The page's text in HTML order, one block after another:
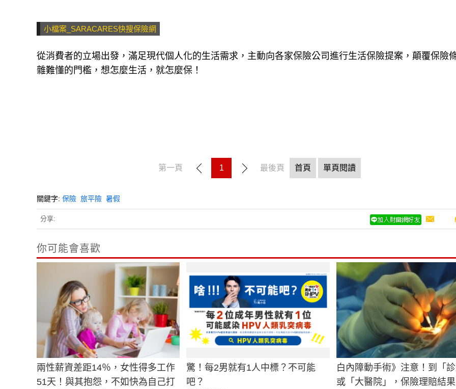
小檔案_SARACARES快搜保險網
從消費者的立場出發，滿足現代個人化的生活需求，主動向各家保險公司進行生活保險提案，顛覆保險
雜難懂的門檻，想怎麼生活，就怎麼保！
第一頁 1 最後頁 首頁 單頁閱讀
關鍵字: 保險 旅平險 暑假
分享:
你可能會喜歡
兩性薪資差距14％，女性得多工作
51天！與其抱怨，不如快為自己打
驚！每2男就有1人中標？不可能
吧？
白內障動手術》注意！到「
或「大醫院」，保險理賠結